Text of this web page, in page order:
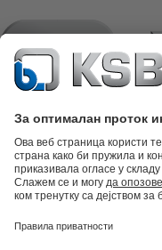
Katalog proizvoda Rezervni
stručna znanja